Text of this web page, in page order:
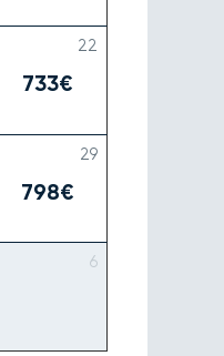
733€
798€
22
29
6